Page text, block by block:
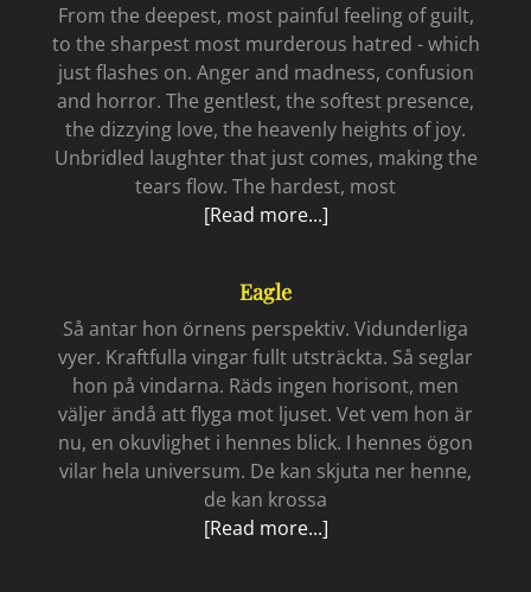
From the deepest, most painful feeling of guilt,
to the sharpest most murderous hatred - which
just flashes on. Anger and madness, confusion
and horror. The gentlest, the softest presence,
the dizzying love, the heavenly heights of joy.
Unbridled laughter that just comes, making the
tears flow. The hardest, most
[Read more...]Alive
Eagle
Så antar hon örnens perspektiv. Vidunderliga
vyer. Kraftfulla vingar fullt utsträckta. Så seglar
hon på vindarna. Räds ingen horisont, men
väljer ändå att flyga mot ljuset. Vet vem hon är
nu, en okuvlighet i hennes blick. I hennes ögon
vilar hela universum. De kan skjuta ner henne,
de kan krossa
[Read more...]Eagle